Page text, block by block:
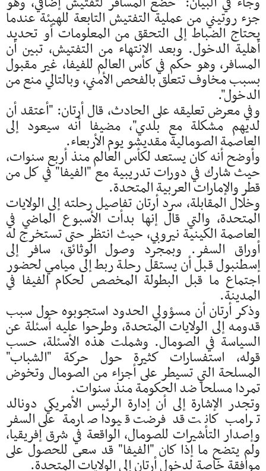
جزء روتيني من عملية التفتيش التابعة للهيئة عندما
يحتاج الضباط إلى التحقق من المعلومات أو تحديد
أهلية الدخول. وبعد الانتهاء من التفتيش، تبين أن
المسافر، وهو حكم في كأس العالم للفيفا، غير مقبول
بسبب مخاوف تتعلق بالفحص الأمني، وبالتالي منع من
الدخول".
وفي معرض تعليقه على الحادث، قال أرتان: "أعتقد أن
لديهم مشكلة مع بلدي"، مضيفا أنه سيعود إلى
العاصمة الصومالية مقديشو يوم الأربعاء.
وأوضح أنه كان يستعد لكأس العالم منذ أربع سنوات،
حيث شارك في دورات تدريبية مع "الفيفا" في كل من
قطر والإمارات العربية المتحدة.
وخلال المقابلة، سرد أرتان تفاصيل رحلته إلى الولايات
المتحدة، والتي قال إنها بدأت الأسبوع الماضي في
العاصمة الكينية نيروبي، حيث انتظر حتى تستخرج له
أوراق السفر. وبمجرد وصول الوثائق، سافر إلى
إسطنبول قبل أن يستقل رحلة ربط إلى ميامي لحضور
اجتماع ما قبل البطولة المخصص لحكام الفيفا في
المدينة.
وذكر أرتان أن مسؤولي الحدود استجوبوه حول سبب
قدومه إلى الولايات المتحدة، وطرحوا عليه أسئلة عن
السياسة في الصومال. وشملت هذه الأسئلة، حسب
قوله، استفسارات كثيرة حول حركة "الشباب"
المسلحة التي تسيطر على أجزاء من الصومال وتخوض
تمردا مسلحا ضد الحكومة منذ سنوات.
وتجدر الإشارة إلى أن إدارة الرئيس الأمريكي دونالد
ترامب كانت قد فرضت قيودا صارمة على السفر
وإصدار التأشيرات للصومال، الواقعة في شرق إفريقيا،
ولم يتضح ما إذا كان "الفيفا" قد سعى للحصول على
موافقة خاصة لدخول أرتان إلى الولايات المتحدة.